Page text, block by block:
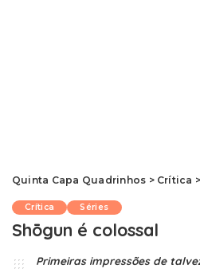
Quinta Capa Quadrinhos > Crítica >
Crítica Séries
Shōgun é colossal
Primeiras impressões de